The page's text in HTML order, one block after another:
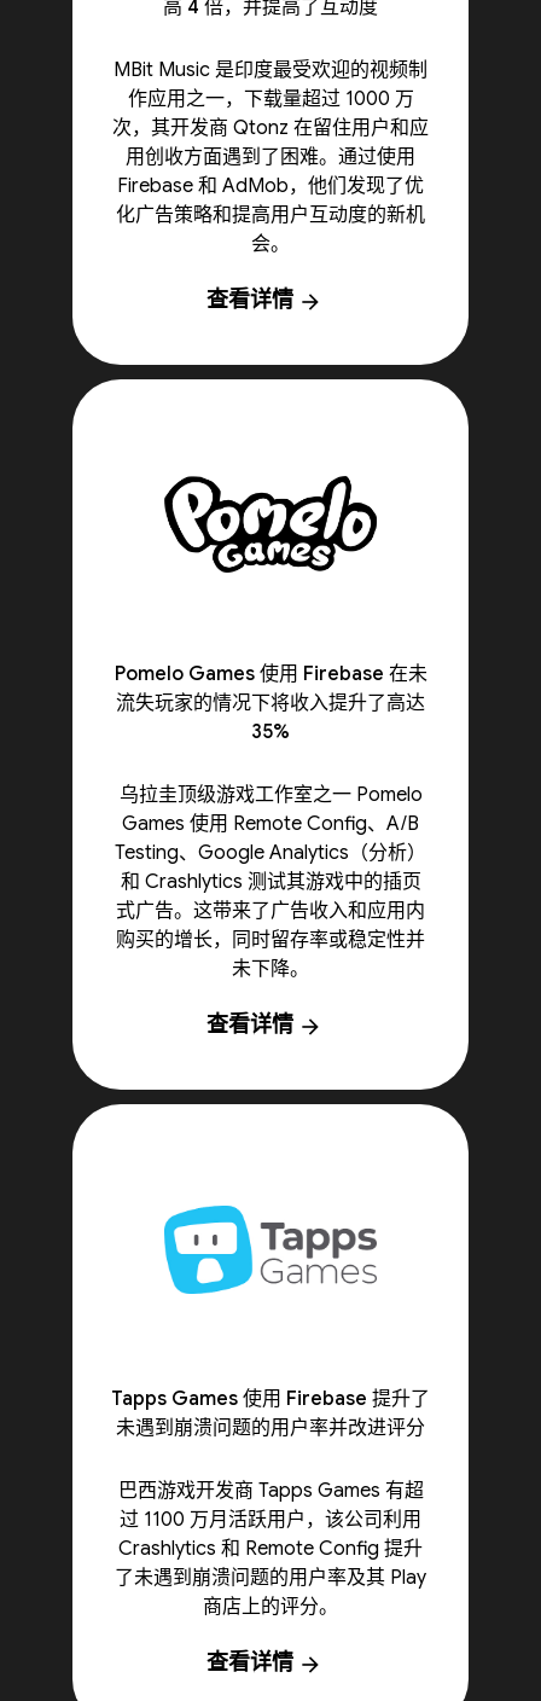
高 4 倍，并提高了互动度
MBit Music 是印度最受欢迎的视频制
作应用之一，下载量超过 1000 万
次，其开发商 Qtonz 在留住用户和应
用创收方面遇到了困难。通过使用
Firebase 和 AdMob，他们发现了优
化广告策略和提高用户互动度的新机
会。
查看详情 arrow_forward
Pomelo Games 使用 Firebase 在未
流失玩家的情况下将收入提升了高达
35%
乌拉圭顶级游戏工作室之一 Pomelo
Games 使用 Remote Config、A/B
Testing、Google Analytics（分析）
和 Crashlytics 测试其游戏中的插页
式广告。这带来了广告收入和应用内
购买的增长，同时留存率或稳定性并
未下降。
查看详情 arrow_forward
Tapps Games 使用 Firebase 提升了
未遇到崩溃问题的用户率并改进评分
巴西游戏开发商 Tapps Games 有超
过 1100 万月活跃用户，该公司利用
Crashlytics 和 Remote Config 提升
了未遇到崩溃问题的用户率及其 Play
商店上的评分。
查看详情 arrow_forward